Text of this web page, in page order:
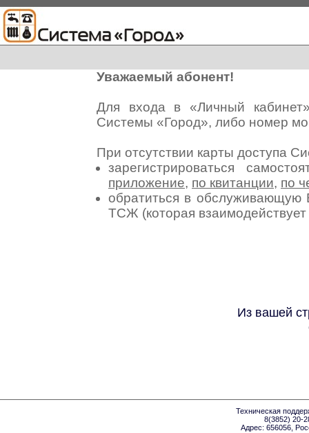
Уважаемый абонент!
Для входа в «Личный
Системы «Город», либо номер
При отсутствии карты доступа
зарегистрироваться
приложение, по квитанции, по
обратиться в
ТСЖ (которая
Из вашей
Техническая
8(3852) 20-
Адрес: 656056,